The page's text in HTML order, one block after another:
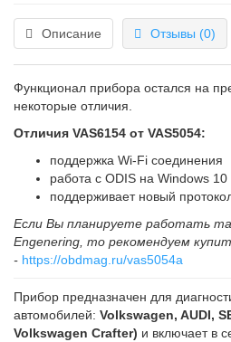
Описание Отзывы (0)
Функционал прибора остался на
некоторые отличия.
Отличия VAS6154 от VAS5054:
поддержка Wi-Fi соединения
работа с ODIS на Windows 10
поддерживает новый
Если Вы планируете работать
Engenering, то рекомендуем
- https://obdmag.ru/vas5054a
Прибор предназначен для
автомобилей: Volkswagen, AUDI,
Volkswagen Crafter) и включает в